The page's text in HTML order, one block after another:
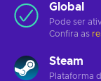
Global
Pode ser
Confira as
Steam
Plataforma